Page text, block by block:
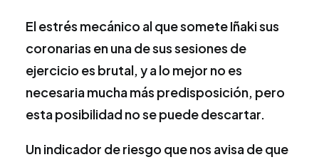
El estrés mecánico al que somete Iñaki sus
coronarias en una de sus sesiones de
ejercicio es brutal, y a lo mejor no es
necesaria mucha más predisposición, pero
esta posibilidad no se puede descartar.
Un indicador de riesgo que nos avisa de que